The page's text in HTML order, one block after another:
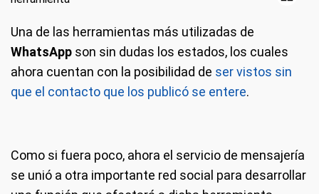
Una de las herramientas más utilizadas de
WhatsApp son sin dudas los estados, los cuales
ahora cuentan con la posibilidad de ser vistos sin
que el contacto que los publicó se entere.
Como si fuera poco, ahora el servicio de mensajería
se unió a otra importante red social para desarrollar